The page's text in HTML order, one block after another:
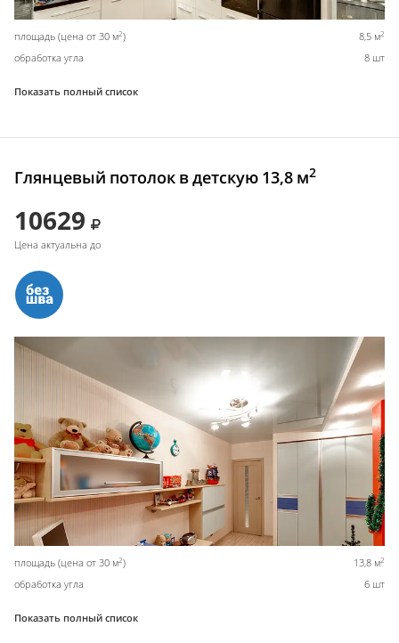
площадь (цена от 30 м2) 8,5 м2
обработка угла 8 шт
Показать полный список
Глянцевый потолок в детскую 13,8 м2
10629
Цена актуальна до
площадь (цена от 30 м2) 13,8 м2
обработка угла 6 шт
Показать полный список